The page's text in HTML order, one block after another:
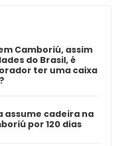
Camboriú, assim
do Brasil, é
ter uma caixa
assume cadeira na
por 120 dias